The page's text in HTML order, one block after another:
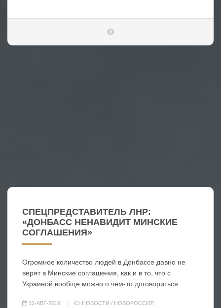
СПЕЦПРЕДСТАВИТЕЛЬ ЛНР:
«ДОНБАСС НЕНАВИДИТ МИНСКИЕ
СОГЛАШЕНИЯ»
Огромное количество людей в Донбассе давно не
верят в Минские соглашения, как и в то, что с
Украиной вообще можно о чём-то договориться.
12-АВГ-2019 НОВОСТИ / НОВОРОССИЯ